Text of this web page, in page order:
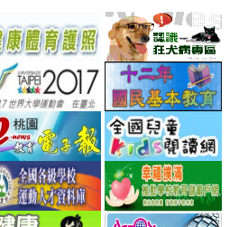
teachernet.moe.edu.tw/MAIN/index.aspx
airtw.epa.gov.tw/
link
to
http://
link
www.perdc.ntnu.edu.tw/anti-
link
http://
epaper.edu.tw/
link
to
http://163.30.192.132/
ev.tyc.edu.tw/
link
to
https://
to
link